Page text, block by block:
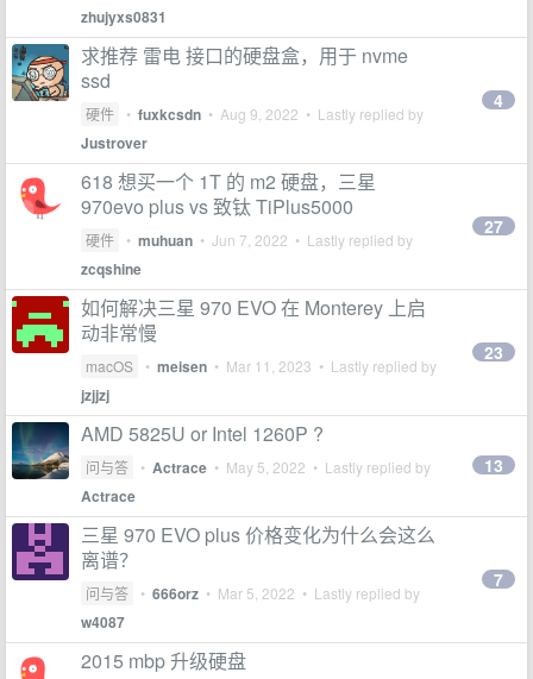
zhujyxs0831
求推荐 雷电 接口的硬盘盒，用于 nvme
ssd
硬件 • fuxkcsdn • Aug 9, 2022 • Lastly replied by
Justrover
4
618 想买一个 1T 的 m2 硬盘，三星
970evo plus vs 致钛 TiPlus5000
硬件 • muhuan • Jun 7, 2022 • Lastly replied by
zcqshine
27
如何解决三星 970 EVO 在 Monterey 上启
动非常慢
macOS • meisen • Mar 11, 2023 • Lastly replied by
jzjjzj
23
AMD 5825U or Intel 1260P ?
问与答 • Actrace • May 5, 2022 • Lastly replied by
Actrace
13
三星 970 EVO plus 价格变化为什么会这么
离谱？
问与答 • 666orz • Mar 5, 2022 • Lastly replied by
w4087
7
2015 mbp 升级硬盘